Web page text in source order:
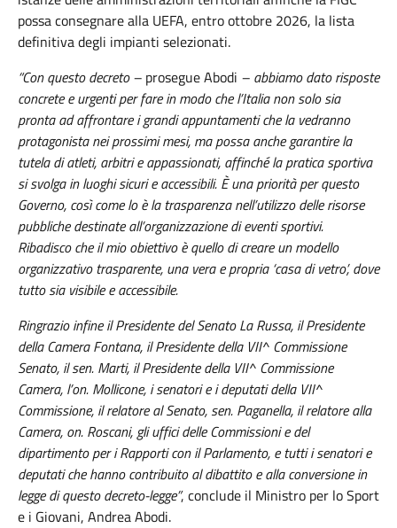
possa consegnare alla UEFA, entro ottobre 2026, la lista
definitiva degli impianti selezionati.
“Con questo decreto – prosegue Abodi – abbiamo dato risposte
concrete e urgenti per fare in modo che l’Italia non solo sia
pronta ad affrontare i grandi appuntamenti che la vedranno
protagonista nei prossimi mesi, ma possa anche garantire la
tutela di atleti, arbitri e appassionati, affinché la pratica sportiva
si svolga in luoghi sicuri e accessibili. È una priorità per questo
Governo, così come lo è la trasparenza nell’utilizzo delle risorse
pubbliche destinate all’organizzazione di eventi sportivi.
Ribadisco che il mio obiettivo è quello di creare un modello
organizzativo trasparente, una vera e propria ‘casa di vetro’, dove
tutto sia visibile e accessibile.
Ringrazio infine il Presidente del Senato La Russa, il Presidente
della Camera Fontana, il Presidente della VII^ Commissione
Senato, il sen. Marti, il Presidente della VII^ Commissione
Camera, l’on. Mollicone, i senatori e i deputati della VII^
Commissione, il relatore al Senato, sen. Paganella, il relatore alla
Camera, on. Roscani, gli uffici delle Commissioni e del
dipartimento per i Rapporti con il Parlamento, e tutti i senatori e
deputati che hanno contribuito al dibattito e alla conversione in
legge di questo decreto-legge”, conclude il Ministro per lo Sport
e i Giovani, Andrea Abodi.